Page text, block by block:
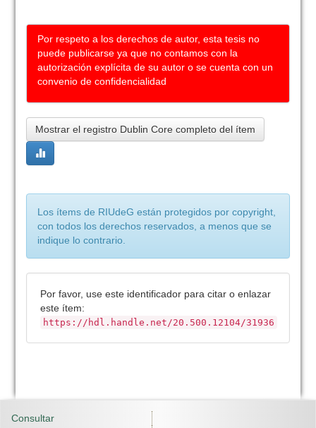
Por respeto a los derechos de autor, esta tesis no
puede publicarse ya que no contamos con la
autorización explícita de su autor o se cuenta con un
convenio de confidencialidad
Mostrar el registro Dublin Core completo del ítem
Los ítems de RIUdeG están protegidos por copyright,
con todos los derechos reservados, a menos que se
indique lo contrario.
Por favor, use este identificador para citar o enlazar
este ítem:
https://hdl.handle.net/20.500.12104/31936
Consultar